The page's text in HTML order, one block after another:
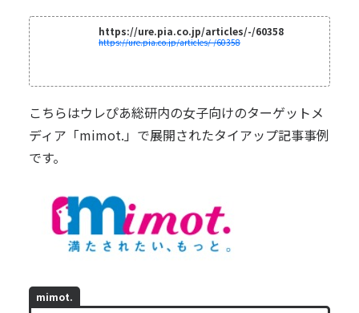
https://ure.pia.co.jp/articles/-/60358
https://ure.pia.co.jp/articles/-/60358
こちらはウレぴあ総研内の女子向けのターゲットメ
ディア「mimot.」で展開されたタイアップ記事事例
です。
mimot.